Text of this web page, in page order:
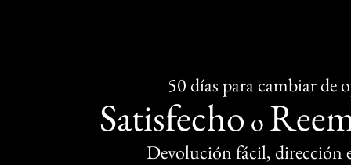
50 días para cambiar de
Satisfecho o
Devolución fácil, dirección